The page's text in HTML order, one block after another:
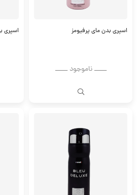
اسپری بدن مای پرفیومز
ــــــ ناموجود ــــــ
اسپری